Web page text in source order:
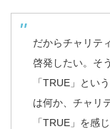
だからチャリテ
啓発したい。そ
「TRUE」とい
は何か、チャリ
「TRUE」を感